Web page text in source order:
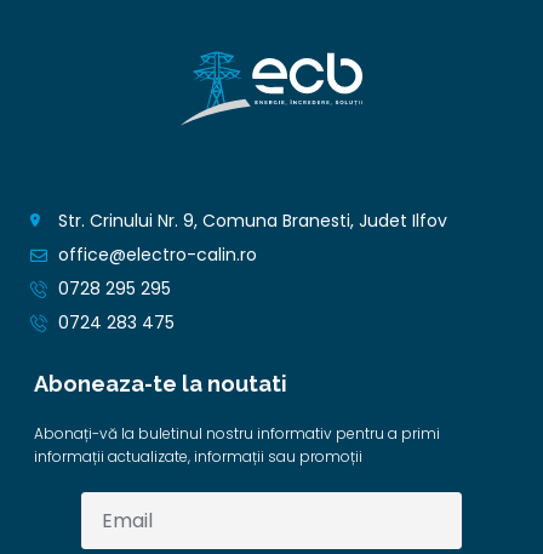
Str. Crinului Nr. 9, Comuna Branesti, Judet Ilfov
office@electro-calin.ro
0728 295 295
0724 283 475
Aboneaza-te la noutati
Abonați-vă la buletinul nostru informativ pentru a primi
informații actualizate, informații sau promoții